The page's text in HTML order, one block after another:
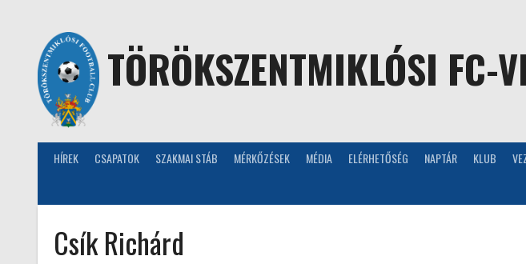
TÖRÖKSZENTMIKLÓSI FC-
HÍREK CSAPATOK SZAKMAI STÁB MÉRKŐZÉSEK MÉDIA ELÉRHETŐSÉG NAPTÁR KLUB
Csík Richárd